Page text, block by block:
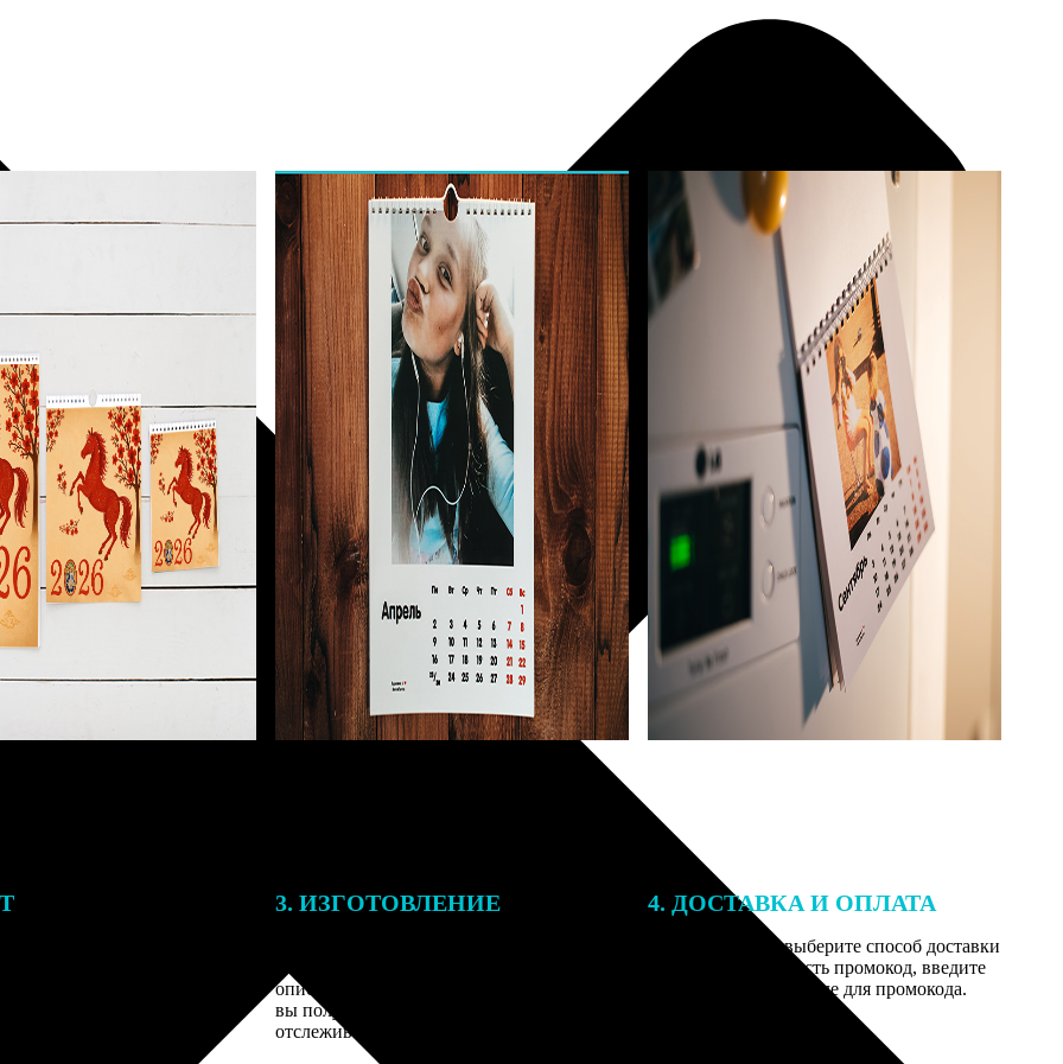
3. ИЗГОТОВЛЕНИЕ
описанием заказа. Когда отправим заказ
вы получите письмо с трек-номером для
отслеживания.
4. ДОСТАВКА И ОПЛАТА
Введите адрес и выберите способ доставки
заказа. Если у вас есть промокод, введите
его в специальное поле для промокода.